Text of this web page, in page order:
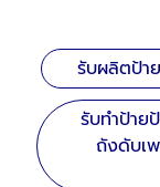
รับผลิตป้า
รับทำป้าย
ถังดับเ